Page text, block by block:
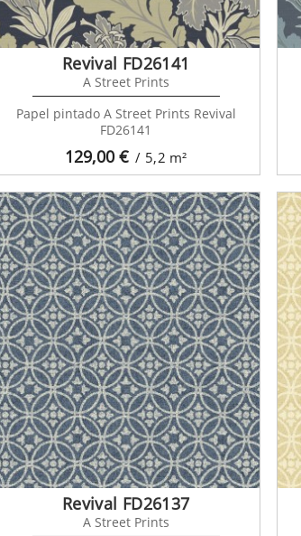
129,00€ / 5,2 m²
Revival FD26141
A Street Prints
Papel pintado A Street Prints Revival
FD26141
Revival FD26137
A Street Prints